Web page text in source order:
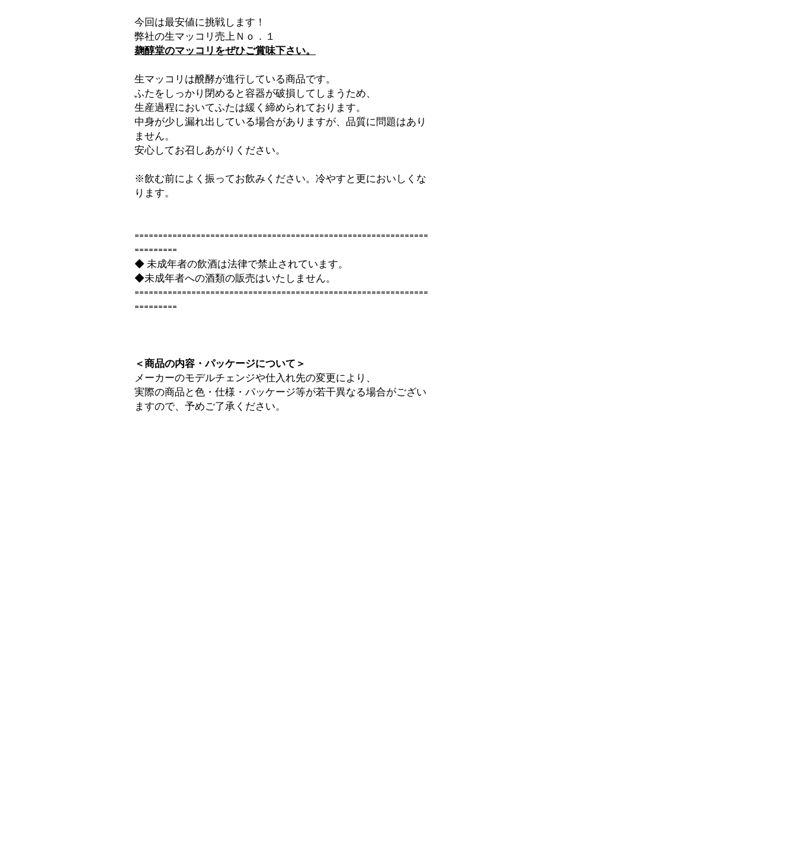
今回は最安値に挑戦します！
弊社の生マッコリ売上Ｎｏ．１
麹醇堂のマッコリをぜひご賞味下さい。
生マッコリは醗酵が進行している商品です。
ふたをしっかり閉めると容器が破損してしまうため、
生産過程においてふたは緩く締められております。
中身が少し漏れ出している場合がありますが、品質に問題はあり
ません。
安心してお召しあがりください。
※飲む前によく振ってお飲みください。冷やすと更においしくな
ります。
==============================================================
=========
◆ 未成年者の飲酒は法律で禁止されています。
◆未成年者への酒類の販売はいたしません。
==============================================================
=========
＜商品の内容・パッケージについて＞
メーカーのモデルチェンジや仕入れ先の変更により、
実際の商品と色・仕様・パッケージ等が若干異なる場合がござい
ますので、予めご了承ください。